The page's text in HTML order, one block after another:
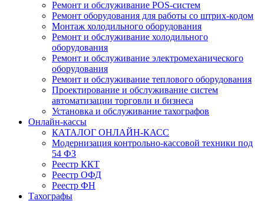
Ремонт и обслуживание POS-систем
Ремонт оборудования для работы со штрих-кодом
Монтаж холодильного оборудования
Ремонт и обслуживание холодильного
оборудования
Ремонт и обслуживание электромеханического
оборудования
Ремонт и обслуживание теплового оборудования
Проектирование и обслуживание систем
автоматизации торговли и бизнеса
Установка и обслуживание тахографов
Онлайн-кассы
КАТАЛОГ ОНЛАЙН-КАСС
Модернизация контрольно-кассовой техники под
54 ФЗ
Реестр ККТ
Реестр ОФД
Реестр ФН
Тахографы